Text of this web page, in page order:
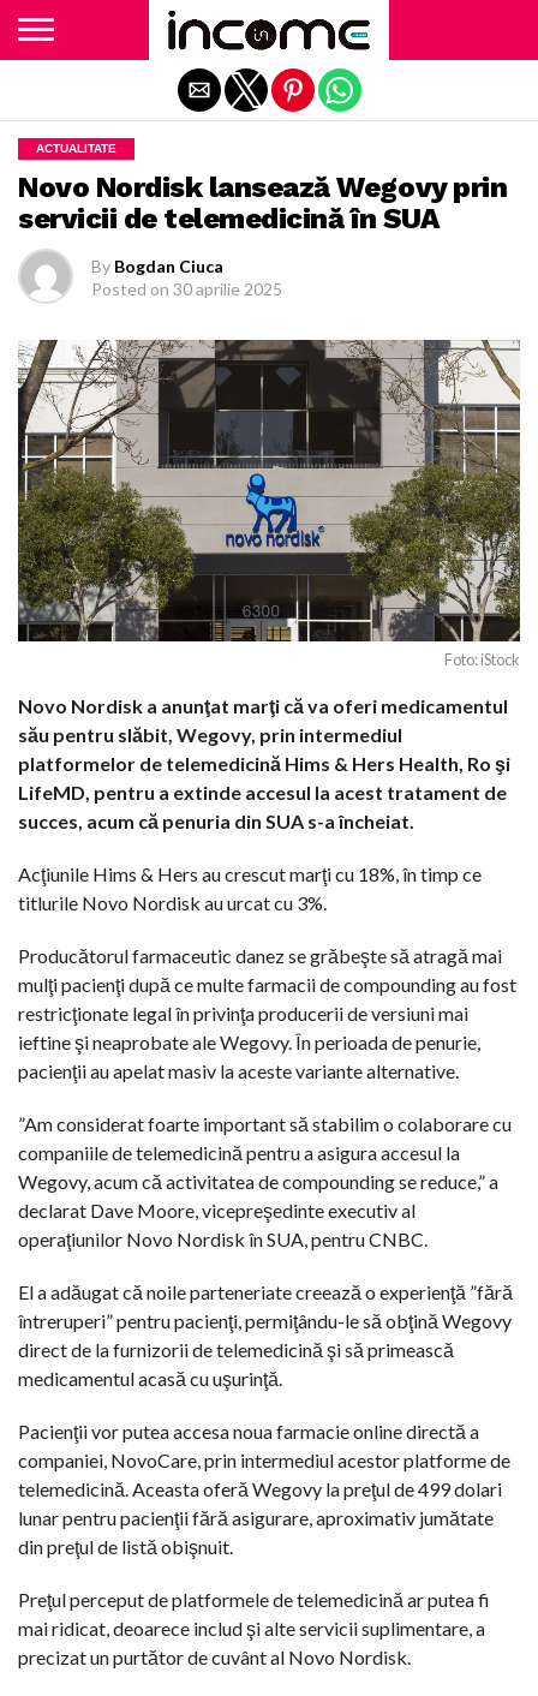
ACTUALITATE
Novo Nordisk lansează Wegovy prin
servicii de telemedicină în SUA
By Bogdan Ciuca
Posted on 30 aprilie 2025
Foto: iStock
Novo Nordisk a anunţat marţi că va oferi medicamentul
său pentru slăbit, Wegovy, prin intermediul
platformelor de telemedicină Hims & Hers Health, Ro şi
LifeMD, pentru a extinde accesul la acest tratament de
succes, acum că penuria din SUA s-a încheiat.
Acţiunile Hims & Hers au crescut marţi cu 18%, în timp ce
titlurile Novo Nordisk au urcat cu 3%.
Producătorul farmaceutic danez se grăbeşte să atragă mai
mulţi pacienţi după ce multe farmacii de compounding au fost
restricţionate legal în privinţa producerii de versiuni mai
ieftine şi neaprobate ale Wegovy. În perioada de penurie,
pacienţii au apelat masiv la aceste variante alternative.
”Am considerat foarte important să stabilim o colaborare cu
companiile de telemedicină pentru a asigura accesul la
Wegovy, acum că activitatea de compounding se reduce,” a
declarat Dave Moore, vicepreşedinte executiv al
operaţiunilor Novo Nordisk în SUA, pentru CNBC.
El a adăugat că noile parteneriate creează o experienţă ”fără
întreruperi” pentru pacienţi, permiţându-le să obţină Wegovy
direct de la furnizorii de telemedicină şi să primească
medicamentul acasă cu uşurinţă.
Pacienţii vor putea accesa noua farmacie online directă a
companiei, NovoCare, prin intermediul acestor platforme de
telemedicină. Aceasta oferă Wegovy la preţul de 499 dolari
lunar pentru pacienţii fără asigurare, aproximativ jumătate
din preţul de listă obişnuit.
Preţul perceput de platformele de telemedicină ar putea fi
mai ridicat, deoarece includ şi alte servicii suplimentare, a
precizat un purtător de cuvânt al Novo Nordisk.
Exit mobile version